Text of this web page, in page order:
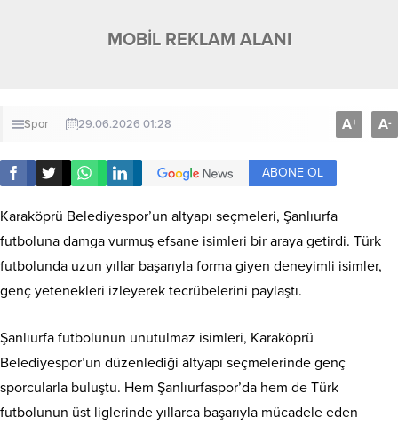
MOBİL REKLAM ALANI
Spor 29.06.2026 01:28 A+ A-
ABONE OL
Karaköprü Belediyespor’un altyapı seçmeleri, Şanlıurfa
futboluna damga vurmuş efsane isimleri bir araya getirdi. Türk
futbolunda uzun yıllar başarıyla forma giyen deneyimli isimler,
genç yetenekleri izleyerek tecrübelerini paylaştı.
Şanlıurfa futbolunun unutulmaz isimleri, Karaköprü
Belediyespor’un düzenlediği altyapı seçmelerinde genç
sporcularla buluştu. Hem Şanlıurfaspor’da hem de Türk
futbolunun üst liglerinde yıllarca başarıyla mücadele eden